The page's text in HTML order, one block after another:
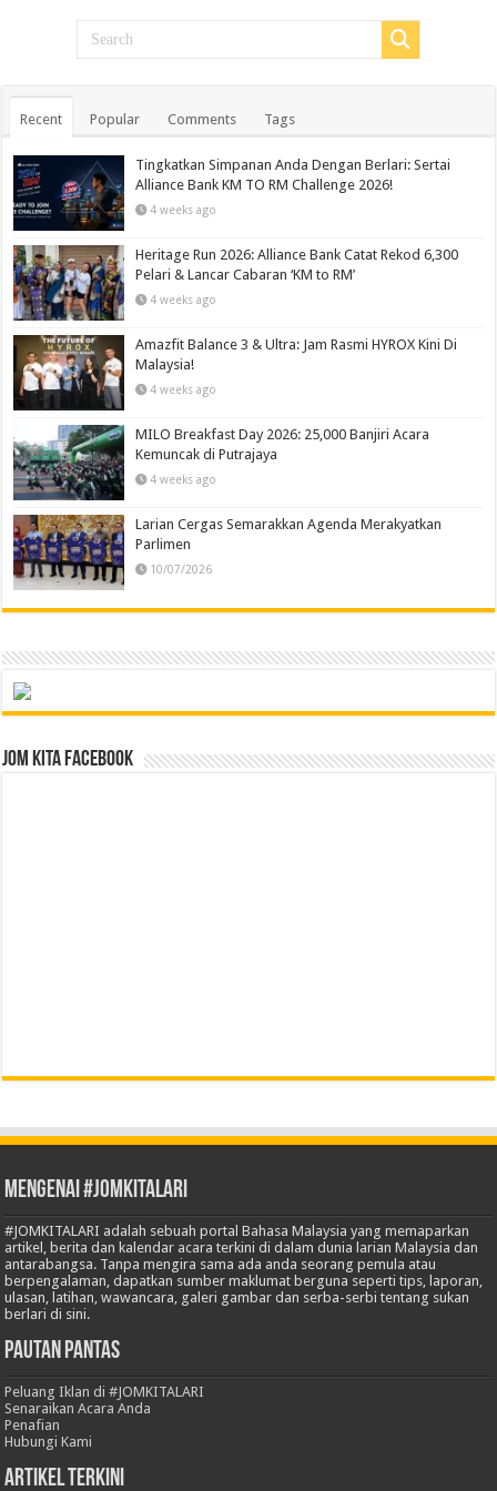
Recent Popular Comments Tags
Tingkatkan Simpanan Anda Dengan Berlari: Sertai
Alliance Bank KM TO RM Challenge 2026!
4 weeks ago
Heritage Run 2026: Alliance Bank Catat Rekod 6,300
Pelari & Lancar Cabaran ‘KM to RM’
4 weeks ago
Amazfit Balance 3 & Ultra: Jam Rasmi HYROX Kini Di
Malaysia!
4 weeks ago
MILO Breakfast Day 2026: 25,000 Banjiri Acara
Kemuncak di Putrajaya
4 weeks ago
Larian Cergas Semarakkan Agenda Merakyatkan
Parlimen
10/07/2026
Jom Kita Facebook
Mengenai #JOMKITALARI
#JOMKITALARI adalah sebuah portal Bahasa Malaysia yang memaparkan
artikel, berita dan kalendar acara terkini di dalam dunia larian Malaysia dan
antarabangsa. Tanpa mengira sama ada anda seorang pemula atau
berpengalaman, dapatkan sumber maklumat berguna seperti tips, laporan,
ulasan, latihan, wawancara, galeri gambar dan serba-serbi tentang sukan
berlari di sini.
Pautan Pantas
Peluang Iklan di #JOMKITALARI
Senaraikan Acara Anda
Penafian
Hubungi Kami
Artikel Terkini